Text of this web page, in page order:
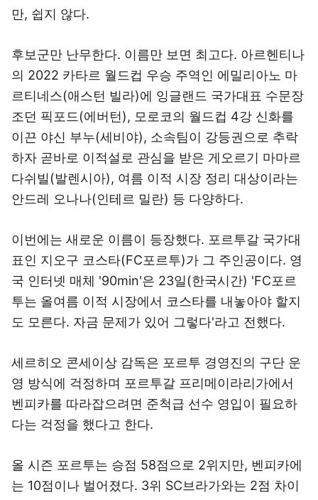
만, 쉽지 않다.
후보군만 난무한다. 이름만 보면 최고다. 아르헨티나
의 2022 카타르 월드컵 우승 주역인 에밀리아노 마
르티네스(애스턴 빌라)에 잉글랜드 국가대표 수문장
조던 픽포드(에버턴), 모로코의 월드컵 4강 신화를
이끈 야신 부누(세비야), 소속팀이 강등권으로 추락
하자 곧바로 이적설로 관심을 받은 게오르기 마마르
다쉬빌(발렌시아), 여름 이적 시장 정리 대상이라는
안드레 오나나(인테르 밀란) 등 다양하다.
이번에는 새로운 이름이 등장했다. 포르투갈 국가대
표인 지오구 코스타(FC포르투)가 그 주인공이다. 영
국 인터넷 매체 '90min'은 23일(한국시간) 'FC포르
투는 올여름 이적 시장에서 코스타를 내놓아야 할지
도 모른다. 자금 문제가 있어 그렇다'라고 전했다.
세르히오 콘세이상 감독은 포르투 경영진의 구단 운
영 방식에 걱정하며 포르투갈 프리메이라리가에서
벤피카를 따라잡으려면 준척급 선수 영입이 필요하
다는 걱정을 했다고 한다.
올 시즌 포르투는 승점 58점으로 2위지만, 벤피카에
는 10점이나 벌어졌다. 3위 SC브라가와는 2점 차이